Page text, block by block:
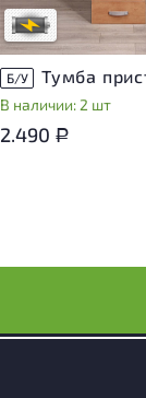
В обработке
Б/У
В наличии: 2 шт
2.490 Р